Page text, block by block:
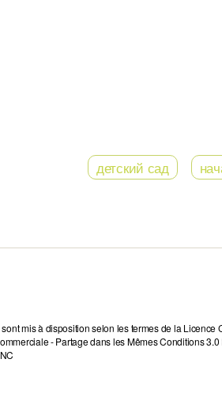
детский сад
mis à disposition selon les termes de la Licence
- Partage dans les Mêmes Conditions 3.0